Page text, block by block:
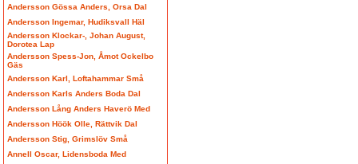
Andersson Gössa Anders, Orsa Dal
Andersson Ingemar, Hudiksvall Häl
Andersson Klockar-, Johan August,
Dorotea Lap
Andersson Spess-Jon, Åmot Ockelbo
Gäs
Andersson Karl, Loftahammar Små
Andersson Karls Anders Boda Dal
Andersson Lång Anders Haverö Med
Andersson Höök Olle, Rättvik Dal
Andersson Stig, Grimslöv Små
Annell Oscar, Lidensboda Med